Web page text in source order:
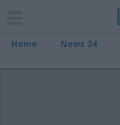
Home News 24